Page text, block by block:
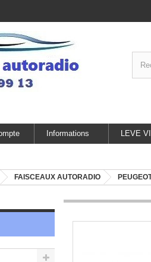
Informations LEVE
FAISCEAUX AUTORADIO